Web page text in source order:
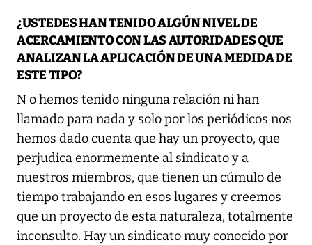
¿USTEDES HAN TENIDO ALGÚN NIVEL DE
ACERCAMIENTO CON LAS AUTORIDADES QUE
ANALIZAN LA APLICACIÓN DE UNA MEDIDA DE
ESTE TIPO?
N o hemos tenido ninguna relación ni han
llamado para nada y solo por los periódicos nos
hemos dado cuenta que hay un proyecto, que
perjudica enormemente al sindicato y a
nuestros miembros, que tienen un cúmulo de
tiempo trabajando en esos lugares y creemos
que un proyecto de esta naturaleza, totalmente
inconsulto. Hay un sindicato muy conocido por